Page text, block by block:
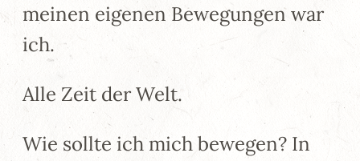
meinen eigenen Bewegungen war
ich.
Alle Zeit der Welt.
Wie sollte ich mich bewegen? In